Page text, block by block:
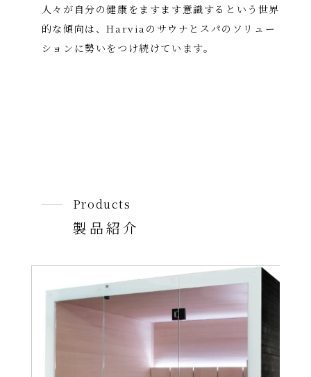
人々が自分の健康をますます意識するという世界
的な傾向は、Harviaのサウナとスパのソリュー
ションに勢いをつけ続けています。
Products
製品紹介